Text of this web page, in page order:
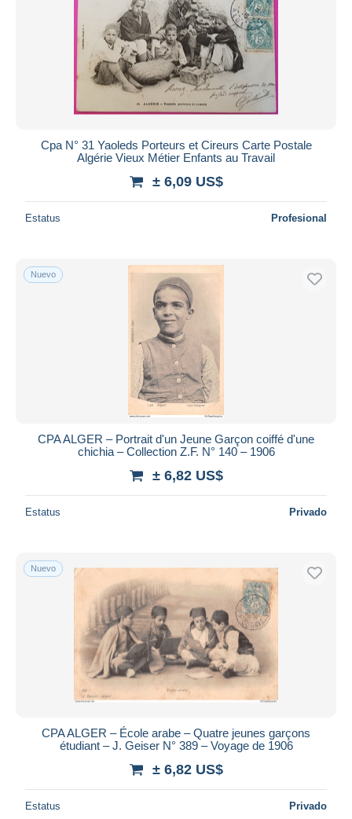
Cpa N° 31 Yaoleds Porteurs et Cireurs Carte Postale
Algérie Vieux Métier Enfants au Travail
± 6,09 US$
Estatus Profesional
Nuevo
CPA ALGER – Portrait d'un Jeune Garçon coiffé d'une
chichia – Collection Z.F. N° 140 – 1906
± 6,82 US$
Estatus Privado
Nuevo
CPA ALGER – École arabe – Quatre jeunes garçons
étudiant – J. Geiser N° 389 – Voyage de 1906
± 6,82 US$
Estatus Privado